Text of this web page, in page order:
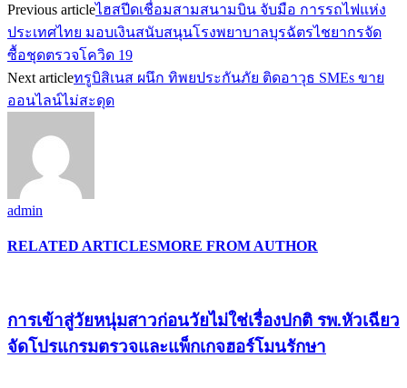
Previous articleไฮสปีดเชื่อมสามสนามบิน จับมือ การรถไฟแห่ง
ประเทศไทย มอบเงินสนับสนุนโรงพยาบาลบุรฉัตรไชยากรจัด
ซื้อชุดตรวจโควิด 19
Next articleทรูบิสิเนส ผนึก ทิพยประกันภัย ติดอาวุธ SMEs ขาย
ออนไลน์ไม่สะดุด
admin
RELATED ARTICLESMORE FROM AUTHOR
การเข้าสู่วัยหนุ่มสาวก่อนวัยไม่ใช่เรื่องปกติ รพ.หัวเฉียว
จัดโปรแกรมตรวจและแพ็กเกจฮอร์โมนรักษา